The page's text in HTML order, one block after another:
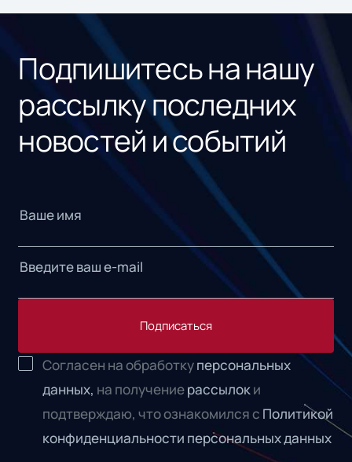
Подпишитесь на нашу
рассылку последних
новостей и событий
Подписаться
Согласен на обработкуперсональных
данных, на получениерассылоки
подтверждаю, что ознакомился с Политикой
конфиденциальности персональных данных